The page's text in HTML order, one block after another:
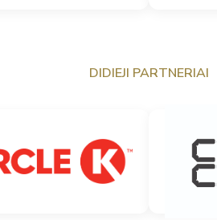
DIDIEJI PARTNERIAI